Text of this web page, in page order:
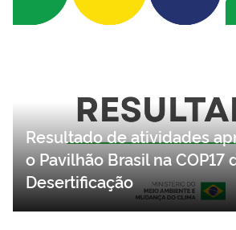
Resultado de atividades
o Pavilhão Brasil na COP17
Desertificação